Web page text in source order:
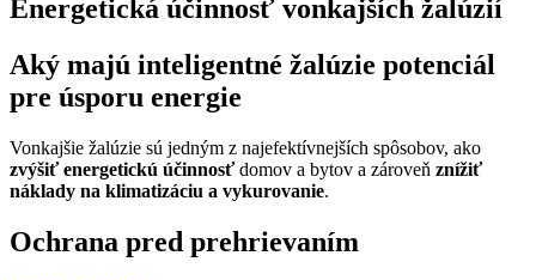
Energetická účinnosť vonkajších žalúzií
Aký majú inteligentné žalúzie potenciál
pre úsporu energie
Vonkajšie žalúzie sú jedným z najefektívnejších spôsobov, ako
zvýšiť energetickú účinnosťdomov a bytov a zároveň znížiť
náklady na klimatizáciu a vykurovanie.
Ochrana pred prehrievaním